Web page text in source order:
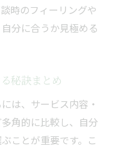
時のフィーリングや
分に合うか見極める
秘訣まとめ
は、サービス内容・
角的に比較し、自分
ことが重要です。こ